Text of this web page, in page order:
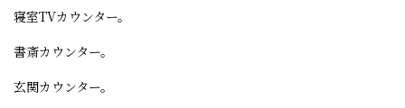
寝室TVカウンター。
書斎カウンター。
玄関カウンター。